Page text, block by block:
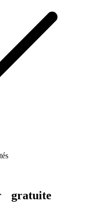
gratuite